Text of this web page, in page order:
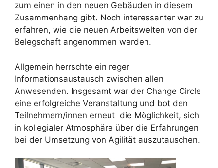
zum einen in den neuen Gebäuden in diesem
Zusammenhang gibt. Noch interessanter war zu
erfahren, wie die neuen Arbeitswelten von der
Belegschaft angenommen werden.
Allgemein herrschte ein reger
Informationsaustausch zwischen allen
Anwesenden. Insgesamt war der Change Circle
eine erfolgreiche Veranstaltung und bot den
Teilnehmern/innen erneut die Möglichkeit, sich
in kollegialer Atmosphäre über die Erfahrungen
bei der Umsetzung von Agilität auszutauschen.